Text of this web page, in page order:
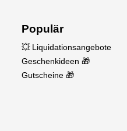
Populär
💥 Liquidationsangebote
Geschenkideen 🎁
Gutscheine 🎁